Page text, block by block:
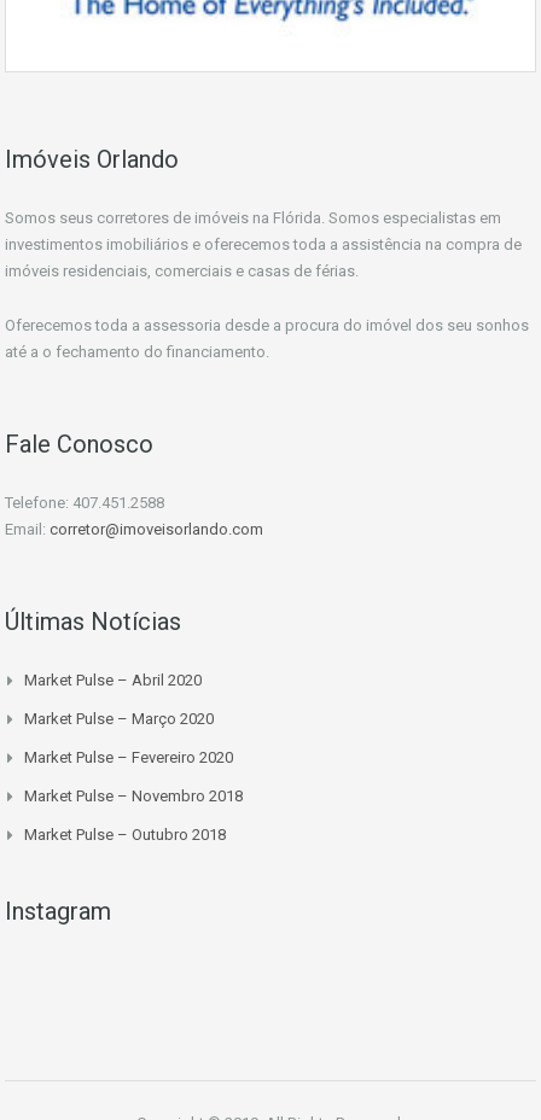
Imóveis Orlando
Somos seus corretores de imóveis na Flórida. Somos especialistas em
investimentos imobiliários e oferecemos toda a assistência na compra de
imóveis residenciais, comerciais e casas de férias.
Oferecemos toda a assessoria desde a procura do imóvel dos seu sonhos
até a o fechamento do financiamento.
Fale Conosco
Telefone: 407.451.2588
Email: corretor@imoveisorlando.com
Últimas Notícias
Market Pulse – Abril 2020
Market Pulse – Março 2020
Market Pulse – Fevereiro 2020
Market Pulse – Novembro 2018
Market Pulse – Outubro 2018
Instagram